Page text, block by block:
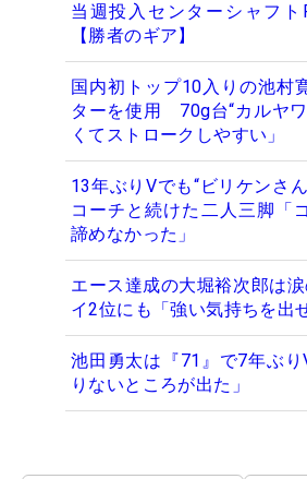
当週投入センターシャフ
【勝者のギア】
国内初トップ10入りの池村
ターを使用 70g台“カルヤ
くてストロークしやすい」
13年ぶりVでも“ビリケンさ
コーチと続けた二人三脚「
諦めなかった」
エース達成の大堀裕次郎は
イ2位にも「強い気持ちを出
池田勇太は『71』で7年ぶ
りないところが出た」